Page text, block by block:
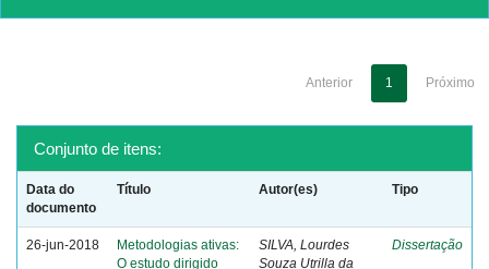
Anterior 1 Próximo
Conjunto de itens:
Data do
documento
Título Autor(es) Tipo
26-jun-2018
Metodologias ativas:
O estudo dirigido
SILVA, Lourdes
Souza Utrilla da
Dissertação